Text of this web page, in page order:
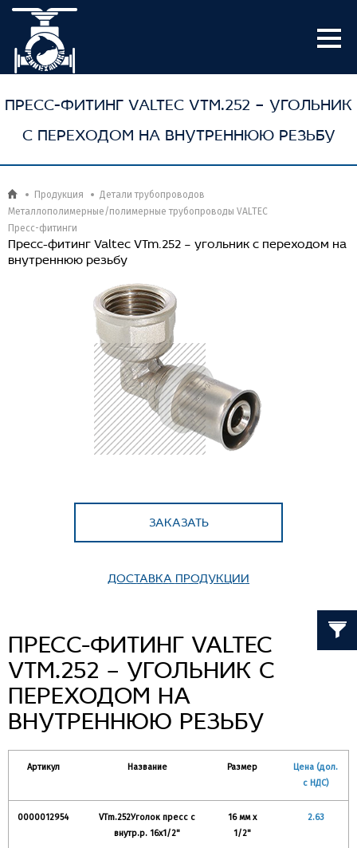
ПРЕСС-ФИТИНГ VALTEC VTM.252 – УГОЛЬНИК
С ПЕРЕХОДОМ НА ВНУТРЕННЮЮ РЕЗЬБУ
Продукция
Детали трубопроводов
Металлополимерные/полимерные трубопроводы VALTEC
Пресс-фитинги
Пресс-фитинг Valtec VTm.252 – угольник с переходом на
внутреннюю резьбу
ЗАКАЗАТЬ
ДОСТАВКА ПРОДУКЦИИ
ПРЕСС-ФИТИНГ VALTEC
VTM.252 – УГОЛЬНИК С
ПЕРЕХОДОМ НА
ВНУТРЕННЮЮ РЕЗЬБУ
Артикул Название Размер
Цена (дол.
с НДС)
0000012954
VTm.252Уголок пресс с
внутр.р. 16x1/2"
16 мм х
1/2"
2.63